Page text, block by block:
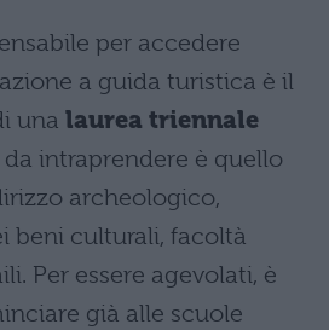
per accedere
a guida turistica è il
una laurea triennale
intraprendere è quello
archeologico,
beni culturali, facoltà
Per essere agevolati, è
già alle scuole